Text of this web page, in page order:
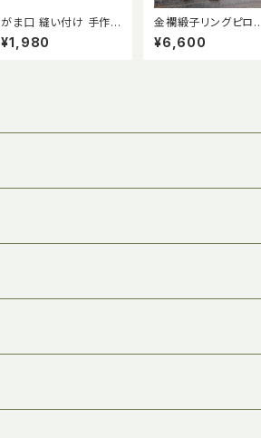
がま口 縫い付け 手作り
体験 手作りキット 毛糸
コットンぷくぷく刺繍 3
o produce by Spice
¥1,980
金襴緞子リングピロ
ー 完成品
¥6,600